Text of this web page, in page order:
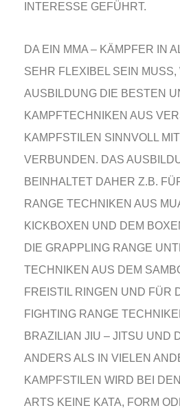
NTERESSE GEFÜHRT.
DA EIN MMA – KÄMPFER IN
SEHR FLEXIBEL SEIN
AUSBILDUNG DIE BESTEN
KAMPFTECHNIKEN AUS
KAMPFSTILEN SINNVOLL
VERBUNDEN. DAS
BEINHALTET DAHER Z.B.
RANGE TECHNIKEN AUS
KICKBOXEN UND DEM
DIE GRAPPLING RANGE
TECHNIKEN AUS DEM
FREISTIL RINGEN UND FÜR
FIGHTING RANGE
BRAZILIAN JIU – JITSU UND
ANDERS ALS IN VIELEN
KAMPFSTILEN WIRD BEI
ARTS KEINE KATA, FORM